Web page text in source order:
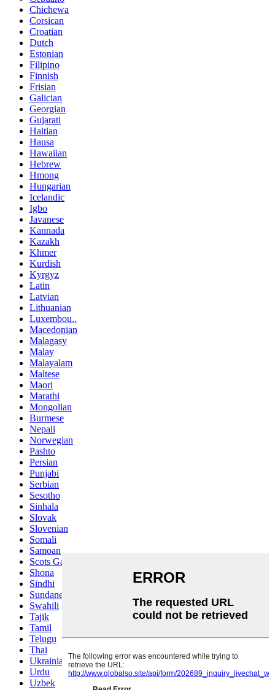
Chichewa
Corsican
Croatian
Dutch
Estonian
Filipino
Finnish
Frisian
Galician
Georgian
Gujarati
Haitian
Hausa
Hawaiian
Hebrew
Hmong
Hungarian
Icelandic
Igbo
Javanese
Kannada
Kazakh
Khmer
Kurdish
Kyrgyz
Latin
Latvian
Lithuanian
Luxembou..
Macedonian
Malagasy
Malay
Malayalam
Maltese
Maori
Marathi
Mongolian
Burmese
Nepali
Norwegian
Pashto
Persian
Punjabi
Serbian
Sesotho
Sinhala
Slovak
Slovenian
Somali
Samoan
Scots Gaelic
Shona
Sindhi
Sundanese
Swahili
Tajik
Tamil
Telugu
Thai
Ukrainian
Urdu
Uzbek